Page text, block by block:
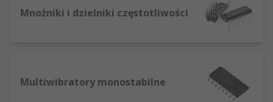
Mnożniki i dzielniki częstotliwości
Multiwibratory monostabilne